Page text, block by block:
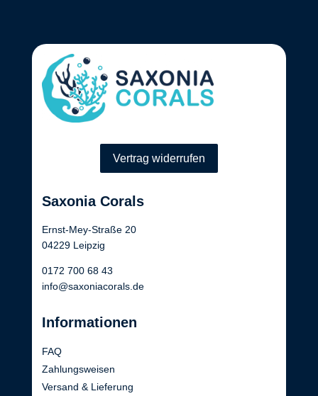
Vertrag widerrufen
Saxonia Corals
Ernst-Mey-Straße 20
04229 Leipzig
0172 700 68 43
info@saxoniacorals.de
Informationen
FAQ
Zahlungsweisen
Versand & Lieferung